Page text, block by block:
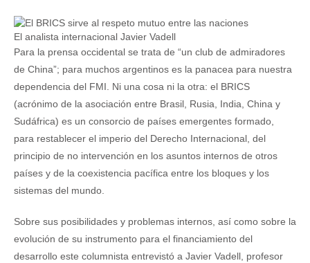
El analista internacional Javier Vadell
Para la prensa occidental se trata de “un club de admiradores
de China”; para muchos argentinos es la panacea para nuestra
dependencia del FMI. Ni una cosa ni la otra: el BRICS
(acrónimo de la asociación entre Brasil, Rusia, India, China y
Sudáfrica) es un consorcio de países emergentes formado,
para restablecer el imperio del Derecho Internacional, del
principio de no intervención en los asuntos internos de otros
países y de la coexistencia pacífica entre los bloques y los
sistemas del mundo.
Sobre sus posibilidades y problemas internos, así como sobre la
evolución de su instrumento para el financiamiento del
desarrollo este columnista entrevistó a Javier Vadell, profesor